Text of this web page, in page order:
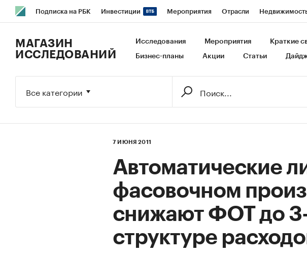
Подписка на РБК Инвестиции Мероприятия Отрасли
Исследования Кредитные рейтинги Франшизы Газета Спецпроекты
МАГАЗИН
ИССЛЕДОВАНИЙ
Исследования Мероприятия Краткие
Бизнес-планы Акции Статьи
Все категории
7 ИЮНЯ 2011
Автоматические
фасовочном
снижают ФОТ до
структуре